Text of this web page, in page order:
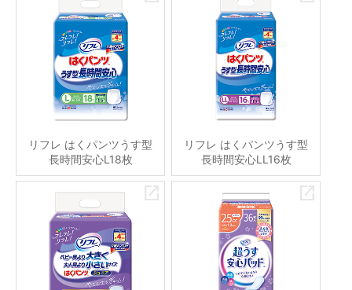
リフレ はくパンツうす型
長時間安心L18枚
リフレ はくパンツうす型
長時間安心LL16枚